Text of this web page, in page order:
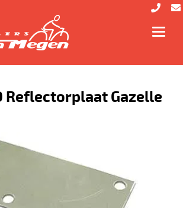
Reflectorplaat Gazelle